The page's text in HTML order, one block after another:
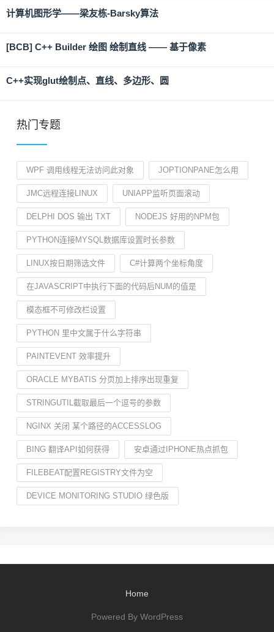
计算机图形学——梁友栋-Barsky算法
[BCB] C++ Builder 绘图 绘制直线 —— 基于像素
C++实现glut绘制点、直线、多边形、圆
热门专题
WPF 调用线程无法访问此对象 JOPTIONPANE怎么用
JMC远程连接LINUX UNIAPP监听页面滚动
DELPHI DOS 输出 TXT NODEJS 好用的NPM包
PYTHON连接MYSQL数据库设置时长参数
LINUX按日期筛选文件 C#计算两个坐标角度
在JAVASCRIPT中执行下面的代码后NUM的值是
模态框不可修改栏设置
PYTHON 里中文属于什么字符串
PAINTEVENT 效率提升
ORACLE MYBATIS 分页加上排序出现重复
STRINGUTIL截取最后一个逗号的参数
NGINX 关闭 某个路径的ACCESSLOG
BING 翻译API如何获得 安卓通过IPHONE热点抓包
FILEBEAT配置REGISTRY文件为空
DEVICE MONITORING STUDIO 绿色版
Home
Powered By WordPress